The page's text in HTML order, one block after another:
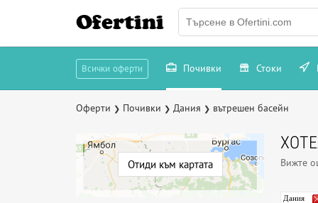
Ofertini
Всички оферти Почивки Стоки
Оферти ❯ Почивки ❯ Дания ❯ вътрешен басейн
Отиди към картата Вижте
Дания